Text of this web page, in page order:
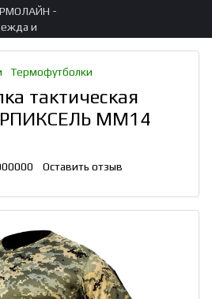
Термофутболки
тактическая
ММ14
Оставить отзыв